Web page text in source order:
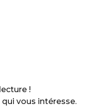
!
vous intéresse.